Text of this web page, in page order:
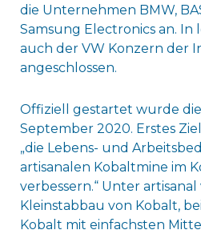
die Unternehmen BMW,
Samsung Electronics an.
auch der VW Konzern der
angeschlossen.
Offiziell gestartet wurde
September 2020. Erstes
„die Lebens- und
artisanalen Kobaltmine im
verbessern.“ Unter
Kleinstabbau von Kobalt,
Kobalt mit einfachsten